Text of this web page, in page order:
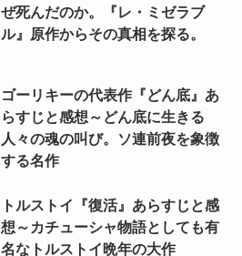
ぜ死んだのか。『レ・ミゼラブ
ル』原作からその真相を探る。
ゴーリキーの代表作『どん底』あ
らすじと感想～どん底に生きる
人々の魂の叫び。ソ連前夜を象徴
する名作
トルストイ『復活』あらすじと感
想～カチューシャ物語としても有
名なトルストイ晩年の大作